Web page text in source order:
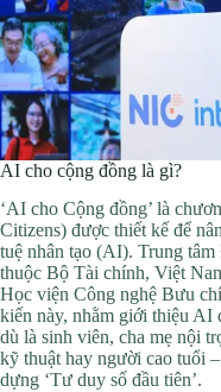
AI cho cộng đồng là gì?
‘AI cho Cộng đồng’ là
Citizens) được thiết kế để
tuệ nhân tạo (AI). Trung
thuộc Bộ Tài chính, Việt
Học viện Công nghệ Bưu
kiến này, nhằm giới thiệu AI
dù là sinh viên, cha mẹ nội
kỹ thuật hay người cao tuổi
dựng ‘Tư duy số đầu tiên’.